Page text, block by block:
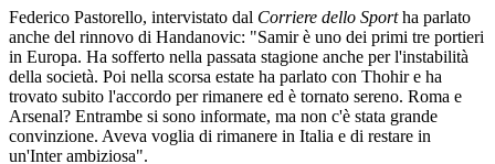
Federico Pastorello, intervistato dal Corriere dello Sportha parlato
anche del rinnovo di Handanovic: "Samir è uno dei primi tre portieri
in Europa. Ha sofferto nella passata stagione anche per l'instabilità
della società. Poi nella scorsa estate ha parlato con Thohir e ha
trovato subito l'accordo per rimanere ed è tornato sereno. Roma e
Arsenal? Entrambe si sono informate, ma non c'è stata grande
convinzione. Aveva voglia di rimanere in Italia e di restare in
un'Inter ambiziosa".